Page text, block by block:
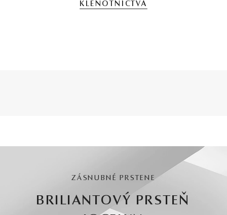
KLENOTNÍCTVA
ZÁSNUBNÉ PRSTENE
BRILIANTOVÝ PRSTEŇ